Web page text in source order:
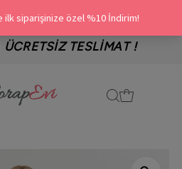
ÜCRETSİZ TESLİMAT !